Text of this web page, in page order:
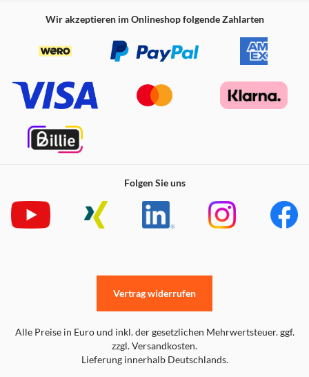
Wir akzeptieren im Onlineshop folgende Zahlarten
Folgen Sie uns
Alle Preise in Euro und inkl. der gesetzlichen Mehrwertsteuer. ggf.
zzgl. Versandkosten.
Lieferung innerhalb Deutschlands.
Vertrag widerrufen